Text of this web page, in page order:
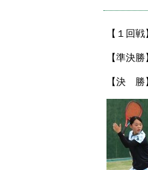
【１回
【準決
【決